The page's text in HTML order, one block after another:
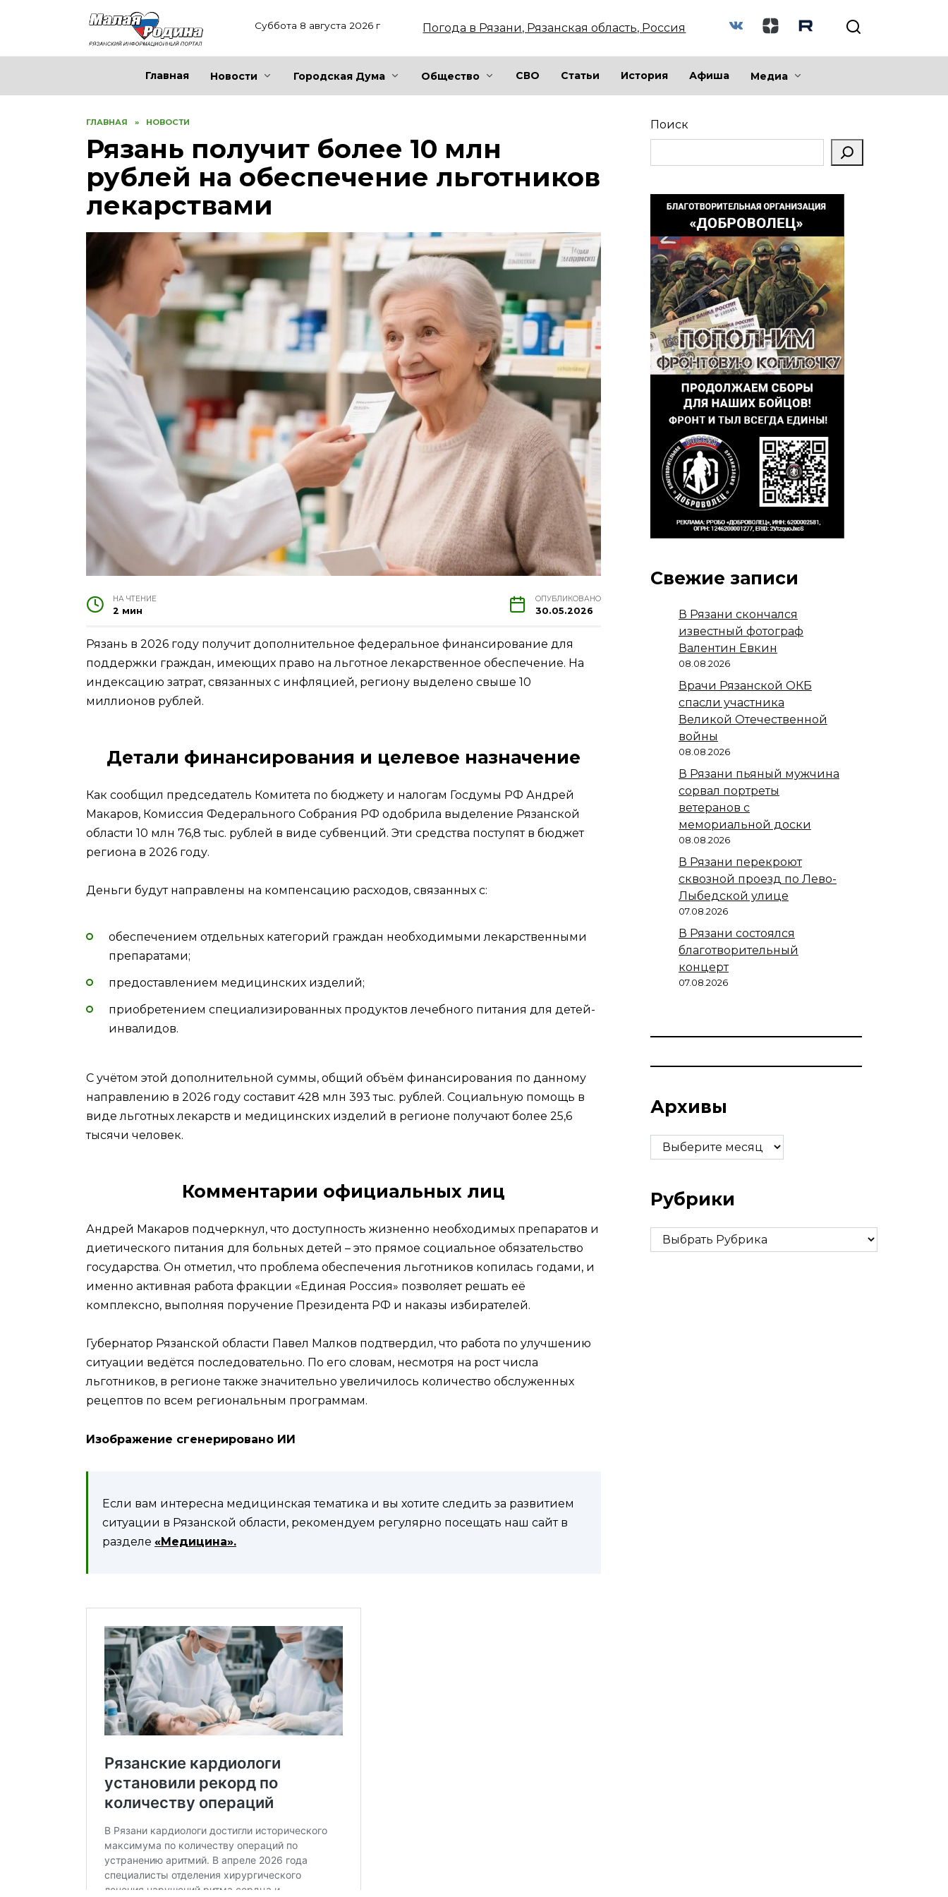
Суббота 8 августа 2026 г Погода в Рязани, Рязанская область, Россия
Главная Новости Городская Дума Общество СВО Статьи История Афиша Медиа
ГЛАВНАЯ » НОВОСТИ
Рязань получит более 10 млн
рублей на обеспечение льготников
лекарствами
НА ЧТЕНИЕ
2 мин
ОПУБЛИКОВАНО
30.05.2026
Рязань в 2026 году получит дополнительное федеральное финансирование для
поддержки граждан, имеющих право на льготное лекарственное обеспечение. На
индексацию затрат, связанных с инфляцией, региону выделено свыше 10
миллионов рублей.
Детали финансирования и целевое назначение
Как сообщил председатель Комитета по бюджету и налогам Госдумы РФ Андрей
Макаров, Комиссия Федерального Собрания РФ одобрила выделение Рязанской
области 10 млн 76,8 тыс. рублей в виде субвенций. Эти средства поступят в бюджет
региона в 2026 году.
Деньги будут направлены на компенсацию расходов, связанных с:
обеспечением отдельных категорий граждан необходимыми лекарственными
препаратами;
предоставлением медицинских изделий;
приобретением специализированных продуктов лечебного питания для детей-
инвалидов.
С учётом этой дополнительной суммы, общий объём финансирования по данному
направлению в 2026 году составит 428 млн 393 тыс. рублей. Социальную помощь в
виде льготных лекарств и медицинских изделий в регионе получают более 25,6
тысячи человек.
Комментарии официальных лиц
Андрей Макаров подчеркнул, что доступность жизненно необходимых препаратов и
диетического питания для больных детей – это прямое социальное обязательство
государства. Он отметил, что проблема обеспечения льготников копилась годами, и
именно активная работа фракции «Единая Россия» позволяет решать её
комплексно, выполняя поручение Президента РФ и наказы избирателей.
Губернатор Рязанской области Павел Малков подтвердил, что работа по улучшению
ситуации ведётся последовательно. По его словам, несмотря на рост числа
льготников, в регионе также значительно увеличилось количество обслуженных
рецептов по всем региональным программам.
Изображение сгенерировано ИИ
Если вам интересна медицинская тематика и вы хотите следить за развитием
ситуации в Рязанской области, рекомендуем регулярно посещать наш сайт в
разделе «Медицина».
Поиск
Свежие записи
В Рязани скончался
известный фотограф
Валентин Евкин
08.08.2026
Врачи Рязанской ОКБ
спасли участника
Великой Отечественной
войны
08.08.2026
В Рязани пьяный мужчина
сорвал портреты
ветеранов с
мемориальной доски
08.08.2026
В Рязани перекроют
сквозной проезд по Лево-
Лыбедской улице
07.08.2026
В Рязани состоялся
благотворительный
концерт
07.08.2026
Архивы
Архивы
Рубрики
Рубрики